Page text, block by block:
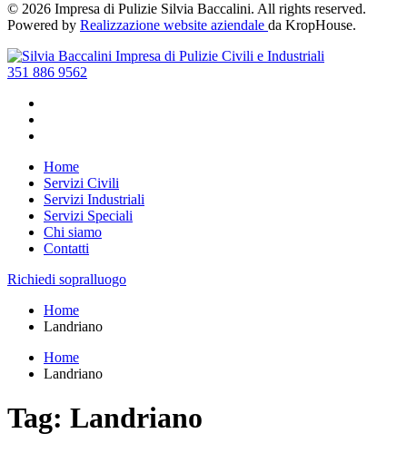
© 2026 Impresa di Pulizie Silvia Baccalini. All rights reserved.
Powered by Realizzazione website aziendale da KropHouse.
351 886 9562
Home
Servizi Civili
Servizi Industriali
Servizi Speciali
Chi siamo
Contatti
Richiedi sopralluogo
Home
Landriano
Home
Landriano
Tag: Landriano